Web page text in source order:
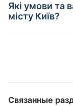
Які умови та
місту Київ?
Связанные